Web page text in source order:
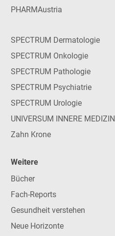
PHARMAustria
SPECTRUM Dermatologie
SPECTRUM Onkologie
SPECTRUM Pathologie
SPECTRUM Psychiatrie
SPECTRUM Urologie
UNIVERSUM INNERE MEDIZIN
Zahn Krone
Weitere
Bücher
Fach-Reports
Gesundheit verstehen
Neue Horizonte